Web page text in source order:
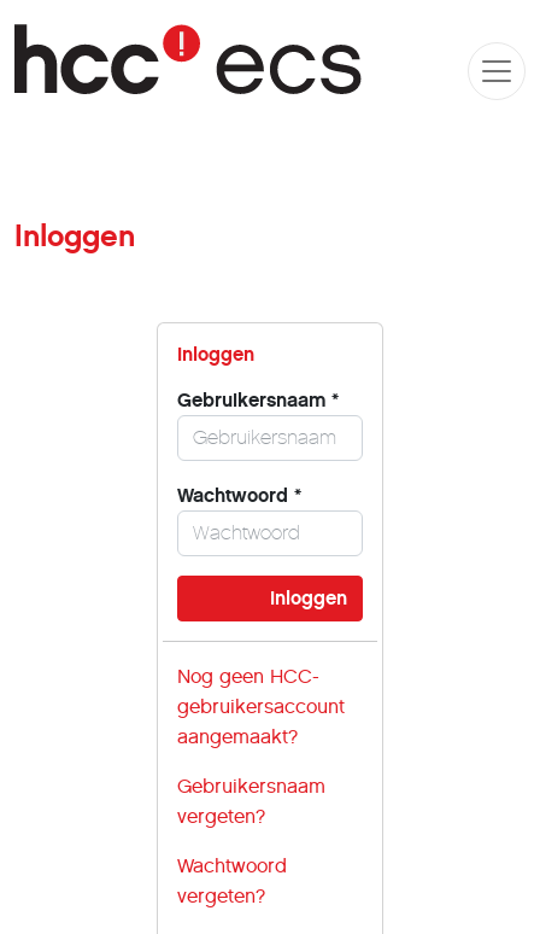
Inloggen
Inloggen
Gebruikersnaam *
Wachtwoord *
Nog geen HCC-
gebruikersaccount
aangemaakt?
Gebruikersnaam
vergeten?
Wachtwoord
vergeten?